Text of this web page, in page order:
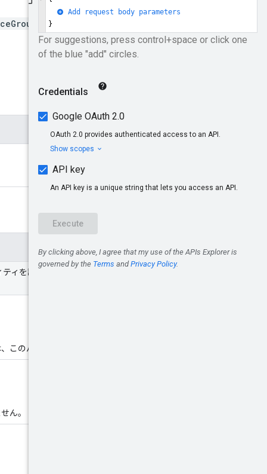
assignedInve
ィを識別します。パートナ
このパートナーのみです。
ん。